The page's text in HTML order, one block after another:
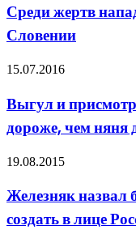
Среди жертв
Словении
15.07.2016
Выгул и
дороже, чем няня
19.08.2015
Железняк
создать в лице